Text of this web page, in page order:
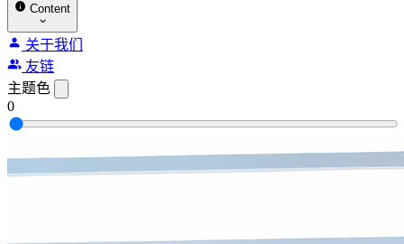
Content
关于我们
友链
主题色
0